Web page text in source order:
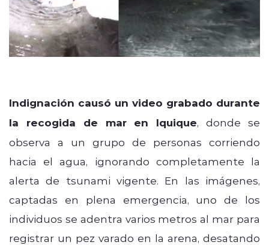
Indignación causó un video grabado durante
la recogida de mar en Iquique, donde se
observa a un grupo de personas corriendo
hacia el agua, ignorando completamente la
alerta de tsunami vigente. En las imágenes,
captadas en plena emergencia, uno de los
individuos se adentra varios metros al mar para
registrar un pez varado en la arena, desatando